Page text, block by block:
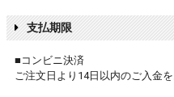
支払期限
■コンビニ決済
ご注文日より14日以内のご入金を